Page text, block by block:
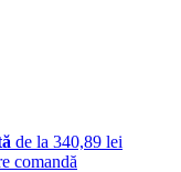
de la 340,89 lei
comandă